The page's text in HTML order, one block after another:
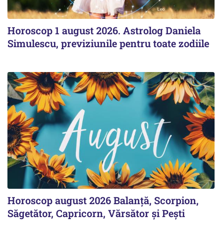
Horoscop 1 august 2026. Astrolog Daniela
Simulescu, previziunile pentru toate zodiile
Horoscop august 2026 Balanță, Scorpion,
Săgetător, Capricorn, Vărsător și Pești